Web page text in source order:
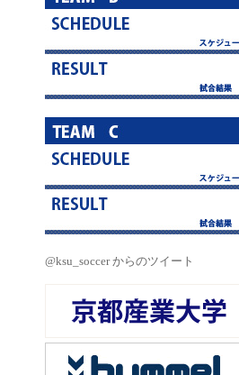
@ksu_soccer からのツイート